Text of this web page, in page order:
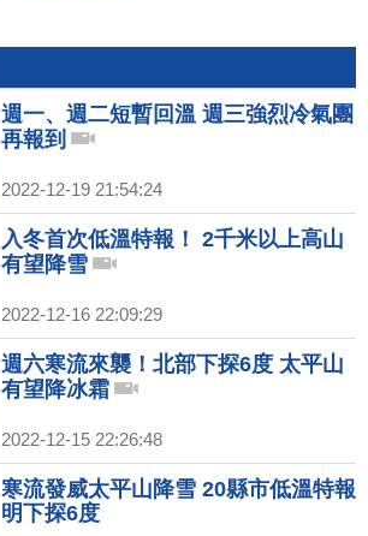
週一、週二短暫回溫 週三強烈冷氣團
再報到
2022-12-19 21:54:24
入冬首次低溫特報！ 2千米以上高山
有望降雪
2022-12-16 22:09:29
週六寒流來襲！北部下探6度 太平山
有望降冰霜
2022-12-15 22:26:48
寒流發威太平山降雪 20縣市低溫特報
明下探6度